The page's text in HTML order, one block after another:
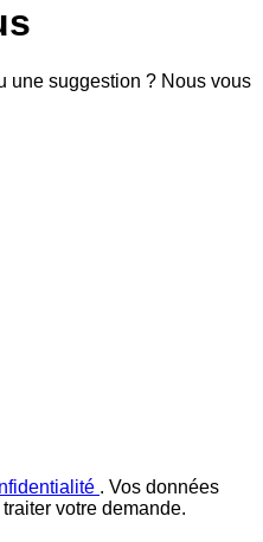
une suggestion ? Nous vous
. Vos données
votre demande.